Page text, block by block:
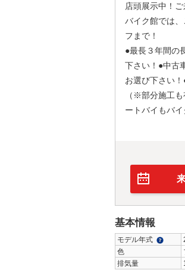
店頭展示中！
バイク館では
フまで！
●最長３年間の
下さい！●中古
お選び下さい
（※部分施工
ートバイもバイ
基本情報
モデル年式
色
排気量